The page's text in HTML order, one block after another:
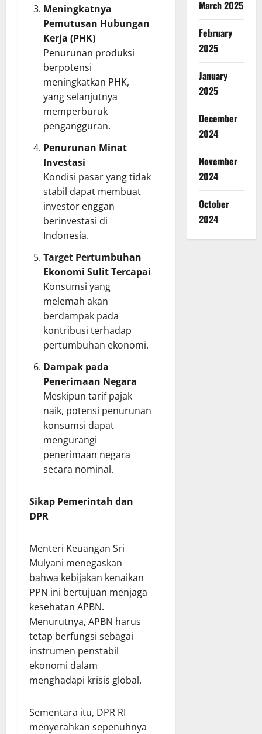
Meningkatnya
Pemutusan Hubungan
Kerja (PHK)
Penurunan produksi
berpotensi
meningkatkan PHK,
yang selanjutnya
memperburuk
pengangguran.
Penurunan Minat
Investasi
Kondisi pasar yang tidak
stabil dapat membuat
investor enggan
berinvestasi di
Indonesia.
Target Pertumbuhan
Ekonomi Sulit Tercapai
Konsumsi yang
melemah akan
berdampak pada
kontribusi terhadap
pertumbuhan ekonomi.
Dampak pada
Penerimaan Negara
Meskipun tarif pajak
naik, potensi penurunan
konsumsi dapat
mengurangi
penerimaan negara
secara nominal.
Sikap Pemerintah dan
DPR
Menteri Keuangan Sri
Mulyani menegaskan
bahwa kebijakan kenaikan
PPN ini bertujuan menjaga
kesehatan APBN.
Menurutnya, APBN harus
tetap berfungsi sebagai
instrumen penstabil
ekonomi dalam
menghadapi krisis global.
Sementara itu, DPR RI
menyerahkan sepenuhnya
March 2025
February
2025
January
2025
December
2024
November
2024
October
2024